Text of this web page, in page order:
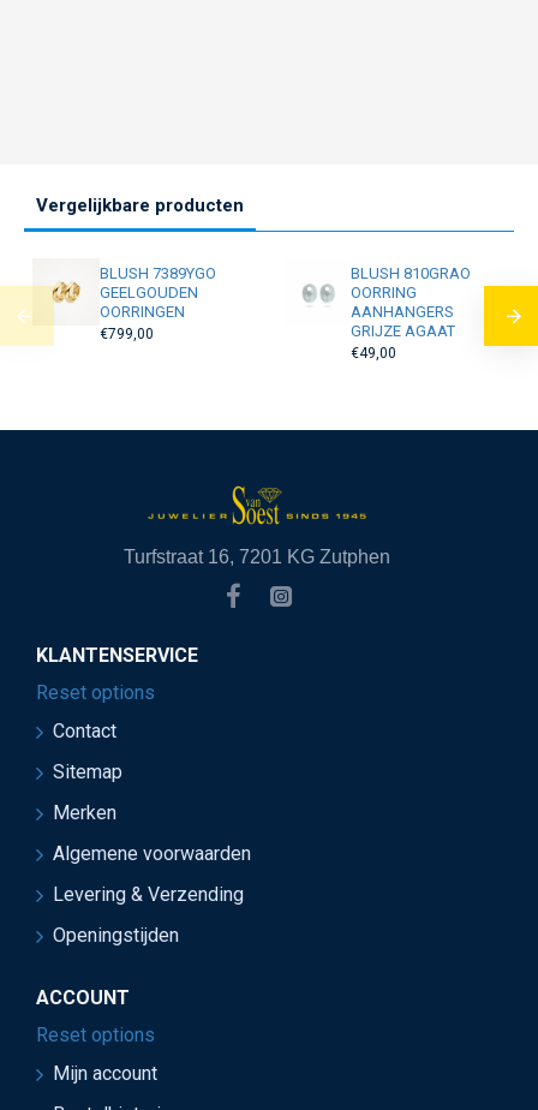
Vergelijkbare producten
BLUSH 7389YGO
GEELGOUDEN
OORRINGEN
€799,00
BLUSH 810GRAO
OORRING
AANHANGERS
GRIJZE AGAAT
€49,00
Turfstraat 16, 7201 KG Zutphen
KLANTENSERVICE
Reset options
Contact
Sitemap
Merken
Algemene voorwaarden
Levering & Verzending
Openingstijden
ACCOUNT
Reset options
Mijn account